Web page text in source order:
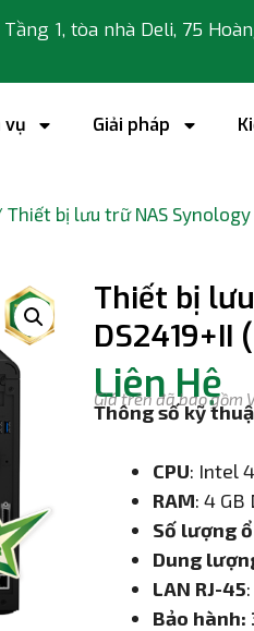
1, tòa nhà Deli, 75
vụ Giải pháp
Thiết bị lưu trữ NAS
Thiết bị
DS2419+II
Liên Hệ
Giá trên đã bao gồm
Thông số kỹ
CPU: Intel
RAM: 4 GB
Số lượng
Dung
LAN RJ-45
Bảo hành: